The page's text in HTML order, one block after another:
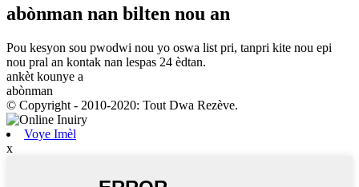
abònman nan bilten nou an
Pou kesyon sou pwodwi nou yo oswa list pri, tanpri kite nou epi
nou pral an kontak nan lespas 24 èdtan.
ankèt kounye a
abònman
© Copyright - 2010-2020: Tout Dwa Rezève.
Voye Imèl
x